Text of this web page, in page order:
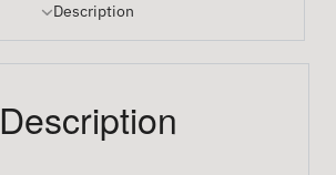
Description
Description